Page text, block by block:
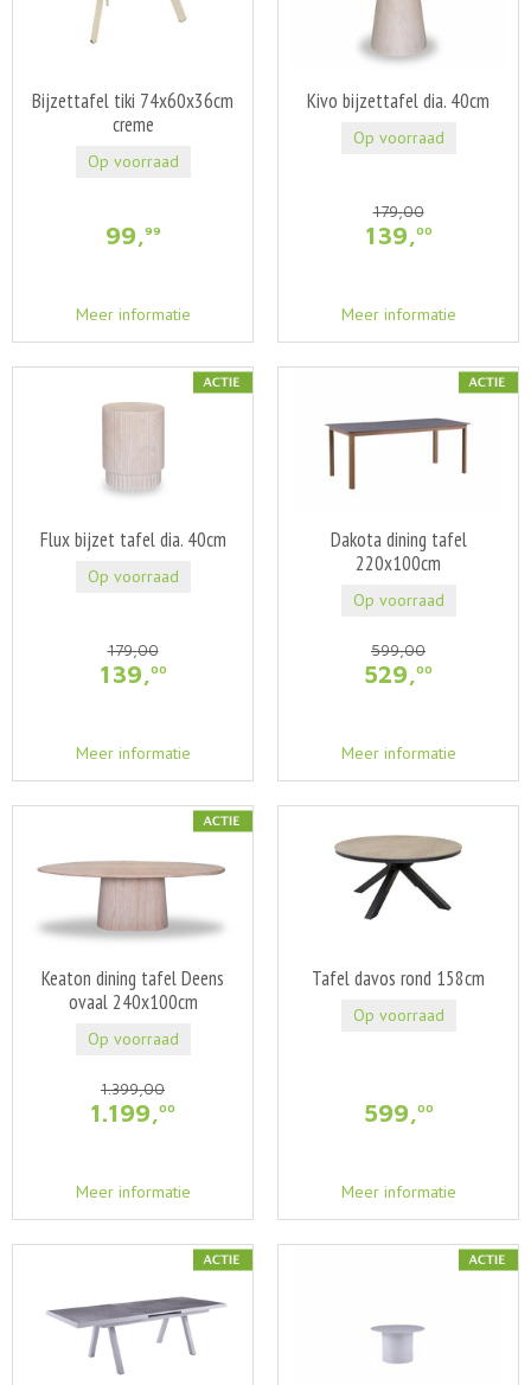
Bijzettafel tiki 74x60x36cm
creme
99,99
Meer informatie
Op voorraad
Kivo bijzettafel dia. 40cm
179,00
139,00
Meer informatie
Op voorraad
Flux bijzet tafel dia. 40cm
179,00
139,00
Meer informatie
Op voorraad
Dakota dining tafel
220x100cm
599,00
529,00
Meer informatie
Op voorraad
Keaton dining tafel Deens
ovaal 240x100cm
1.399,00
1.199,00
Meer informatie
Op voorraad
Tafel davos rond 158cm
599,00
Meer informatie
Op voorraad